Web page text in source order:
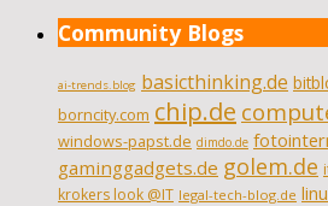
Community Blogs
ai-trends.blog basicthinking.de
borncity.com chip.de
windows-papst.de dimdo.de
gaminggadgets.de golem.de
krokers look @IT legal-tech-blog.de